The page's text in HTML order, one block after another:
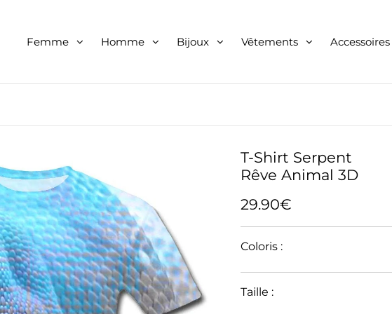
Femme Homme Bijoux Vêtements Accessoires
T-Shirt Serpent
Rêve Animal 3D
29.90€
Coloris :
Taille :